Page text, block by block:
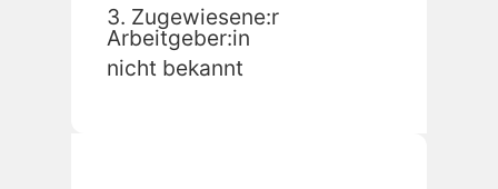
3. Zugewiesene:r
Arbeitgeber:in
nicht bekannt